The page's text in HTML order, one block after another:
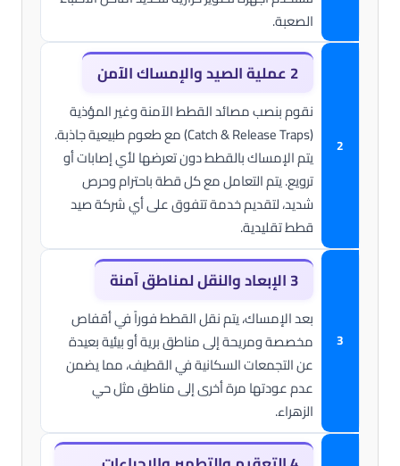
الصعبة.
2عملية الصيد والإمساك الآمن
نقوم بنصب مصائد القطط الآمنة وغير المؤذية
(Catch & Release Traps) مع طعوم طبيعية جاذبة.
يتم الإمساك بالقطط دون تعرضها لأي إصابات أو
ترويع. يتم التعامل مع كل قطة باحترام وحرص
شديد، لتقديم خدمة تتفوق على أي شركة صيد
قطط تقليدية.
3الإبعاد والنقل لمناطق آمنة
بعد الإمساك، يتم نقل القطط فوراً في أقفاص
مخصصة ومريحة إلى مناطق برية أو بيئية بعيدة
عن التجمعات السكانية في القطيف، مما يضمن
عدم عودتها مرة أخرى إلى مناطق مثل حي
الزهراء.